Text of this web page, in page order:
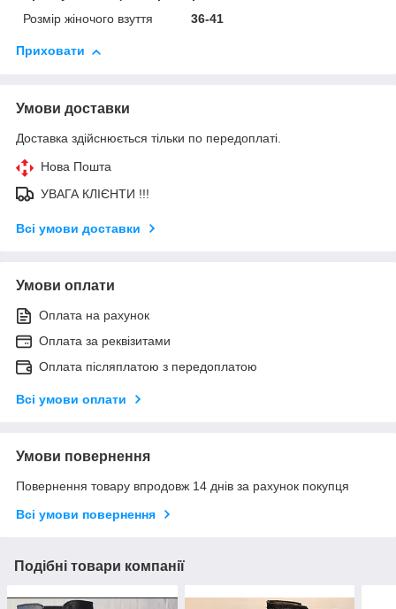
Розмір жіночого взуття
36-41
Приховати
Умови доставки
Доставка здійснюється тільки по передоплаті.
Нова Пошта
УВАГА КЛІЄНТИ !!!
Всі умови доставки
Умови оплати
Оплата на рахунок
Оплата за реквізитами
Оплата післяплатою з передоплатою
Всі умови оплати
Умови повернення
Повернення товару впродовж 14 днів за рахунок покупця
Всі умови повернення
Подібні товари компанії